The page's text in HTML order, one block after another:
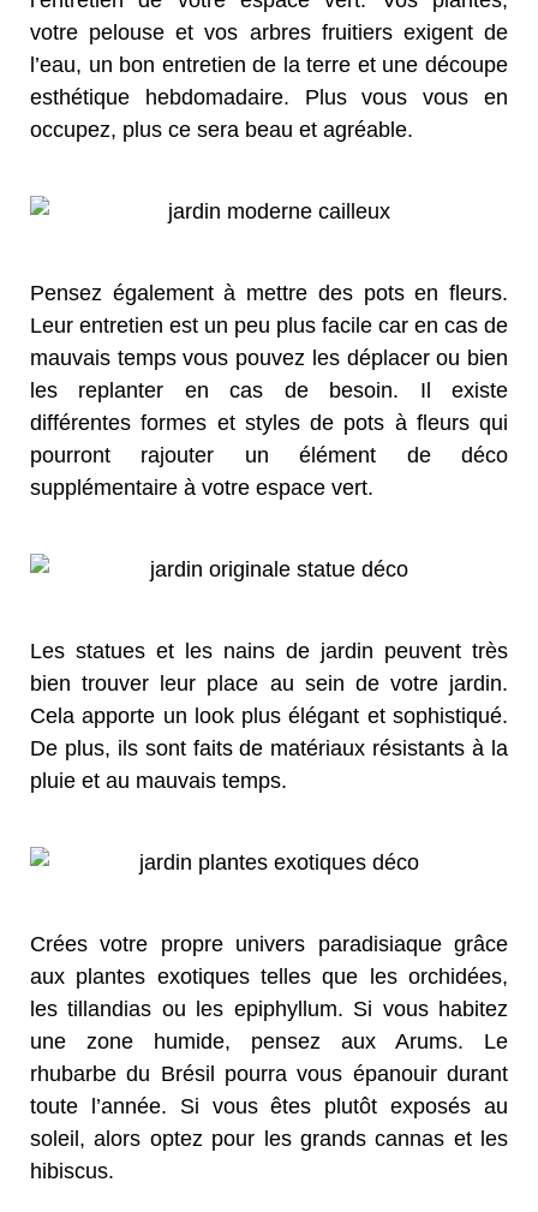
votre pelouse et vos arbres fruitiers exigent de
l’eau, un bon entretien de la terre et une découpe
esthétique hebdomadaire. Plus vous vous en
occupez, plus ce sera beau et agréable.
Pensez également à mettre des pots en fleurs.
Leur entretien est un peu plus facile car en cas de
mauvais temps vous pouvez les déplacer ou bien
les replanter en cas de besoin. Il existe
différentes formes et styles de pots à fleurs qui
pourront rajouter un élément de déco
supplémentaire à votre espace vert.
Les statues et les nains de jardin peuvent très
bien trouver leur place au sein de votre jardin.
Cela apporte un look plus élégant et sophistiqué.
De plus, ils sont faits de matériaux résistants à la
pluie et au mauvais temps.
Crées votre propre univers paradisiaque grâce
aux plantes exotiques telles que les orchidées,
les tillandias ou les epiphyllum. Si vous habitez
une zone humide, pensez aux Arums. Le
rhubarbe du Brésil pourra vous épanouir durant
toute l’année. Si vous êtes plutôt exposés au
soleil, alors optez pour les grands cannas et les
hibiscus.